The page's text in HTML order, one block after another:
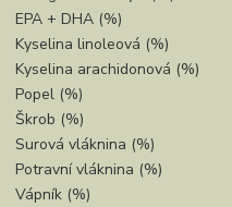
EPA + DHA (%)
Kyselina linoleová (%)
Kyselina arachidonová (%)
Popel (%)
Škrob (%)
Surová vláknina (%)
Potravní vláknina (%)
Vápník (%)